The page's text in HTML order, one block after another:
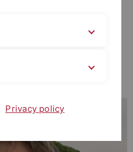
ich den Erasmus-
Sie bei Fragen bitte in die
eine E-Mail an:
tuebingen.de
Privacy policy